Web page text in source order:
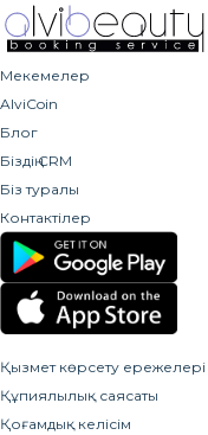
Мекемелер
AlviCoin
Блог
Біздің CRM
Біз туралы
Контактілер
Қызмет көрсету ережелері
Құпиялылық саясаты
Қоғамдық келісім